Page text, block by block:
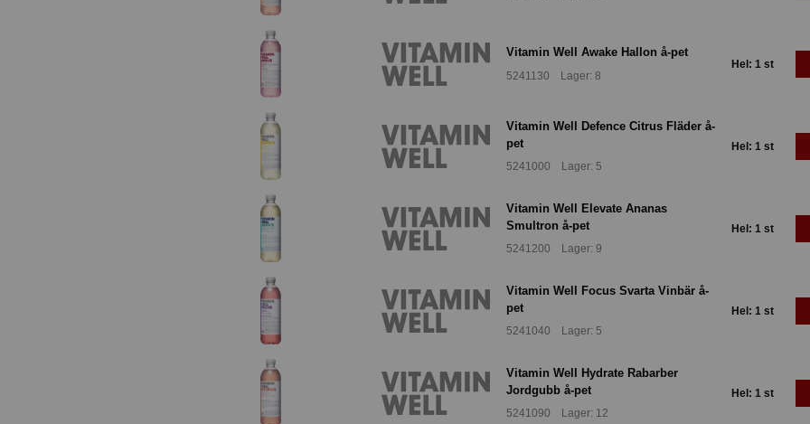
Vitamin Well Awake Hallon å-pet
5241130 Lager: 8
Hel: 1 st
Vitamin Well Defence Citrus Fläder å-
pet
5241000 Lager: 5
Hel: 1 st
Vitamin Well Elevate Ananas
Smultron å-pet
5241200 Lager: 9
Hel: 1 st
Vitamin Well Focus Svarta Vinbär å-
pet
5241040 Lager: 5
Hel: 1 st
Vitamin Well Hydrate Rabarber
Jordgubb å-pet
5241090 Lager: 12
Hel: 1 st